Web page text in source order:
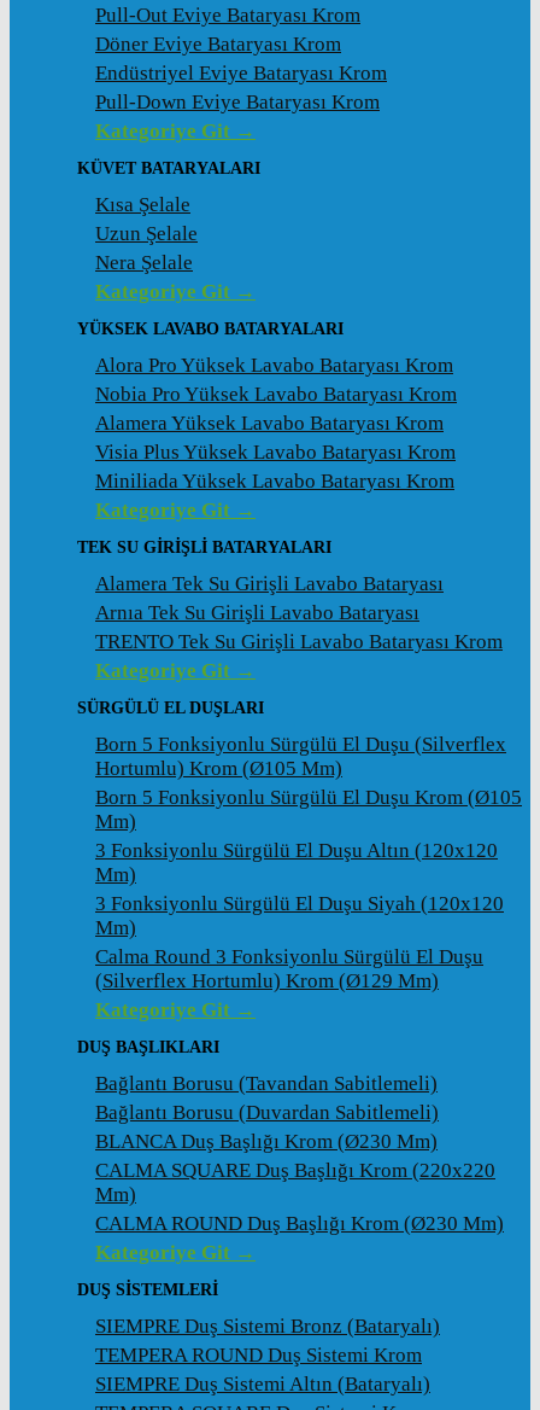
Pull-Out Eviye Bataryası Krom
Döner Eviye Bataryası Krom
Endüstriyel Eviye Bataryası Krom
Pull-Down Eviye Bataryası Krom
Kategoriye Git →
KÜVET BATARYALARI
Kısa Şelale
Uzun Şelale
Nera Şelale
Kategoriye Git →
YÜKSEK LAVABO BATARYALARI
Alora Pro Yüksek Lavabo Bataryası Krom
Nobia Pro Yüksek Lavabo Bataryası Krom
Alamera Yüksek Lavabo Bataryası Krom
Visia Plus Yüksek Lavabo Bataryası Krom
Miniliada Yüksek Lavabo Bataryası Krom
Kategoriye Git →
TEK SU GİRİŞLİ BATARYALARI
Alamera Tek Su Girişli Lavabo Bataryası
Arnıa Tek Su Girişli Lavabo Bataryası
TRENTO Tek Su Girişli Lavabo Bataryası Krom
Kategoriye Git →
SÜRGÜLÜ EL DUŞLARI
Born 5 Fonksiyonlu Sürgülü El Duşu (Silverflex
Hortumlu) Krom (ø105 Mm)
Born 5 Fonksiyonlu Sürgülü El Duşu Krom (ø105
Mm)
3 Fonksiyonlu Sürgülü El Duşu Altın (120x120
Mm)
3 Fonksiyonlu Sürgülü El Duşu Siyah (120x120
Mm)
Calma Round 3 Fonksiyonlu Sürgülü El Duşu
(Silverflex Hortumlu) Krom (ø129 Mm)
Kategoriye Git →
DUŞ BAŞLIKLARI
Bağlantı Borusu (Tavandan Sabitlemeli)
Bağlantı Borusu (Duvardan Sabitlemeli)
BLANCA Duş Başlığı Krom (ø230 Mm)
CALMA SQUARE Duş Başlığı Krom (220x220
Mm)
CALMA ROUND Duş Başlığı Krom (ø230 Mm)
Kategoriye Git →
DUŞ SİSTEMLERİ
SIEMPRE Duş Sistemi Bronz (Bataryalı)
TEMPERA ROUND Duş Sistemi Krom
SIEMPRE Duş Sistemi Altın (Bataryalı)